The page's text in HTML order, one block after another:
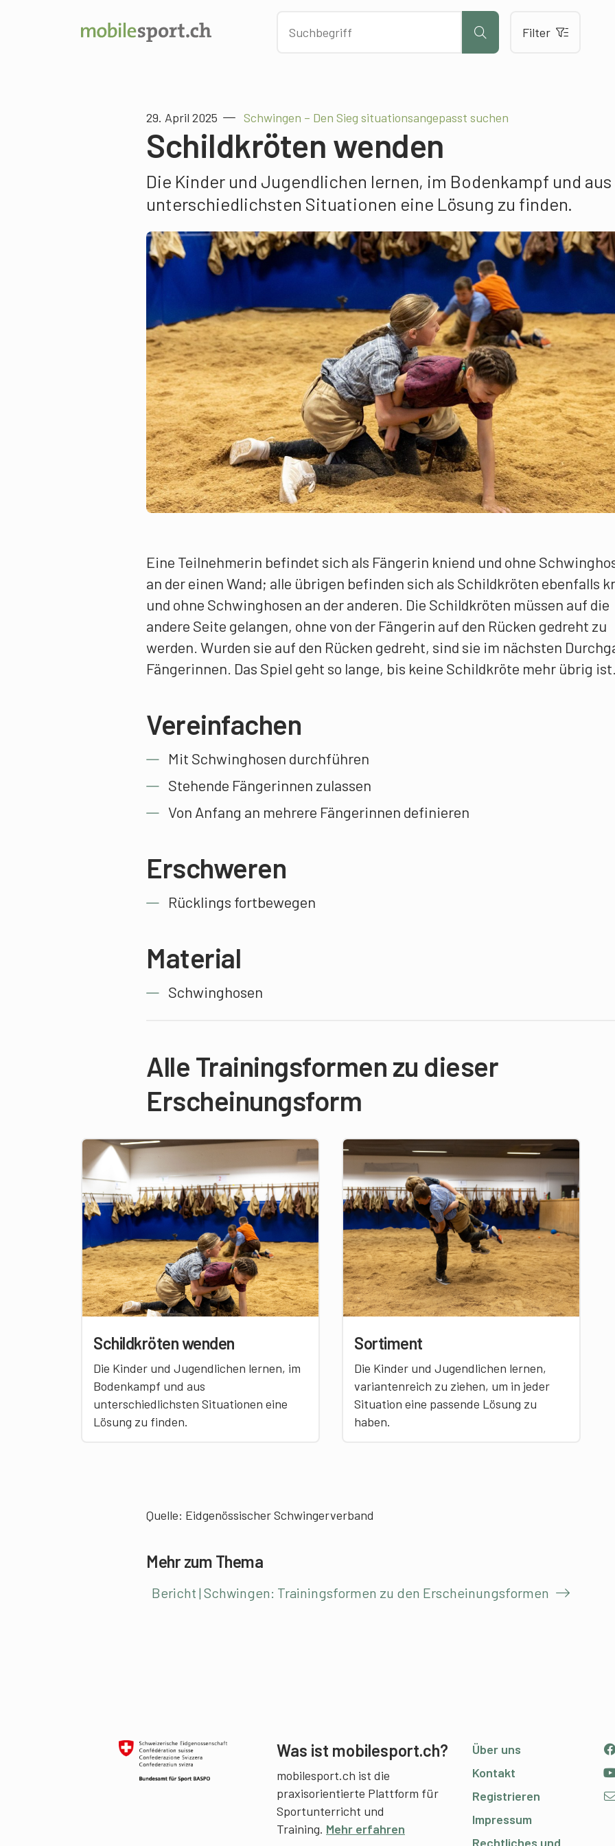
Filter
29. April 2025 Schwingen – Den Sieg situationsangepasst suchen
Schildkröten wenden
Die Kinder und Jugendlichen lernen, im Bodenkampf und aus
unterschiedlichsten Situationen eine Lösung zu finden.
Eine Teilnehmerin befindet sich als Fängerin kniend und ohne
an der einen Wand; alle übrigen befinden sich als Schildkröten ebenfalls
und ohne Schwinghosen an der anderen. Die Schildkröten müssen auf die
andere Seite gelangen, ohne von der Fängerin auf den Rücken gedreht zu
werden. Wurden sie auf den Rücken gedreht, sind sie im nächsten
Fängerinnen. Das Spiel geht so lange, bis keine Schildkröte mehr übrig ist.
Vereinfachen
Mit Schwinghosen durchführen
Stehende Fängerinnen zulassen
Von Anfang an mehrere Fängerinnen definieren
Erschweren
Rücklings fortbewegen
Material
Schwinghosen
Alle Trainingsformen zu dieser
Erscheinungsform
Schildkröten wenden
Die Kinder und Jugendlichen lernen, im
Bodenkampf und aus
unterschiedlichsten Situationen eine
Lösung zu finden.
Sortiment
Die Kinder und Jugendlichen lernen,
variantenreich zu ziehen, um in jeder
Situation eine passende Lösung zu
haben.
Quelle: Eidgenössischer Schwingerverband
Mehr zum Thema
Bericht | Schwingen: Trainingsformen zu den Erscheinungsformen
Was ist mobilesport.ch?
mobilesport.ch ist die
praxisorientierte Plattform für
Sportunterricht und
Training. Mehr erfahren
Über uns
Kontakt
Registrieren
Impressum
Rechtliches und